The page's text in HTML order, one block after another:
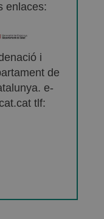
enlaces:
i
de
e-
tlf: